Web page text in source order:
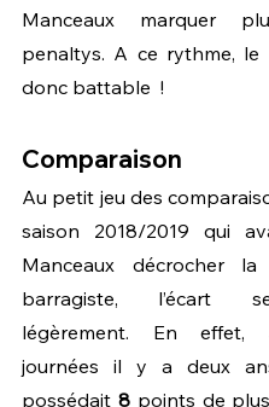
Manceaux marquer
penaltys. A ce rythme, le
donc battable  !
Comparaison
Au petit jeu des
saison 2018/2019 qui
Manceaux décrocher
barragiste, l’écart
légèrement. En effet,
journées il y a deux
possédait 8 points de